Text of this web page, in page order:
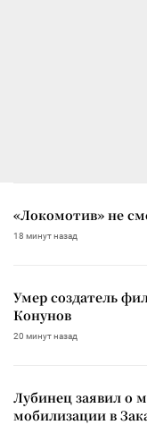
«Локомотив» не
18 минут назад
Умер создатель
Конунов
20 минут назад
Лубинец заявил о
мобилизации в